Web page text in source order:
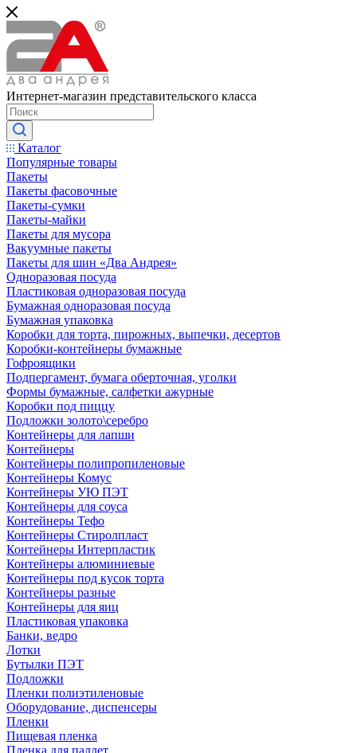
Интернет-магазин представительского класса
Каталог
Популярные товары
Пакеты
Пакеты фасовочные
Пакеты-сумки
Пакеты-майки
Пакеты для мусора
Вакуумные пакеты
Пакеты для шин «Два Андрея»
Одноразовая посуда
Пластиковая одноразовая посуда
Бумажная одноразовая посуда
Бумажная упаковка
Коробки для торта, пирожных, выпечки, десертов
Коробки-контейнеры бумажные
Гофроящики
Подпергамент, бумага оберточная, уголки
Формы бумажные, салфетки ажурные
Коробки под пиццу
Подложки золото\серебро
Контейнеры для лапши
Контейнеры
Контейнеры полипропиленовые
Контейнеры Комус
Контейнеры УЮ ПЭТ
Контейнеры для соуса
Контейнеры Тефо
Контейнеры Стиролпласт
Контейнеры Интерпластик
Контейнеры алюминиевые
Контейнеры под кусок торта
Контейнеры разные
Контейнеры для яиц
Пластиковая упаковка
Банки, ведро
Лотки
Бутылки ПЭТ
Подложки
Пленки полиэтиленовые
Оборудование, диспенсеры
Пленки
Пищевая пленка
Пленка для паллет